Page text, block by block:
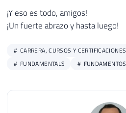
¡Y eso es todo, amigos!
¡Un fuerte abrazo y hasta luego!
CARRERA, CURSOS Y CERTIFICACIONES
FUNDAMENTALS
FUNDAMENTOS